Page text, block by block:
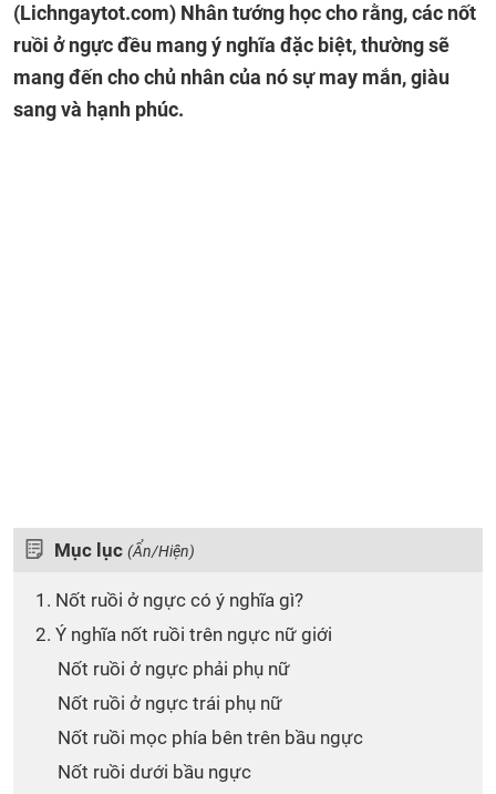
(Lichngaytot.com) Nhân tướng học cho rằng, các nốt
ruồi ở ngực đều mang ý nghĩa đặc biệt, thường sẽ
mang đến cho chủ nhân của nó sự may mắn, giàu
sang và hạnh phúc.
Mục lục (Ẩn/Hiện)
1. Nốt ruồi ở ngực có ý nghĩa gì?
2. Ý nghĩa nốt ruồi trên ngực nữ giới
Nốt ruồi ở ngực phải phụ nữ
Nốt ruồi ở ngực trái phụ nữ
Nốt ruồi mọc phía bên trên bầu ngực
Nốt ruồi dưới bầu ngực